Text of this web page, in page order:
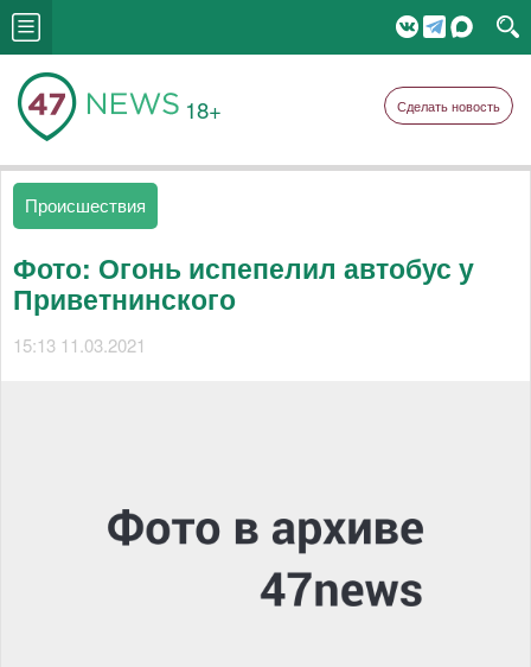
18+ Сделать новость
Происшествия
Фото: Огонь испепелил автобус у
Приветнинского
15:13 11.03.2021